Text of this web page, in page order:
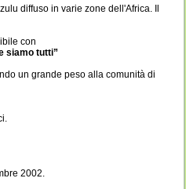
diffuso in varie zone dell'Africa. Il
con
siamo tutti”
un grande peso alla comunità di
2002.